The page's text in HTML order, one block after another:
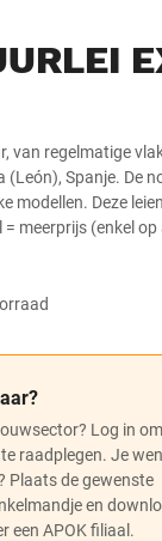
van regelmatige
(León), Spanje. De
modellen. Deze
meerprijs (enkel
Log in
raadplegen. Je
Plaats de gewenste
en
een APOK filiaal.